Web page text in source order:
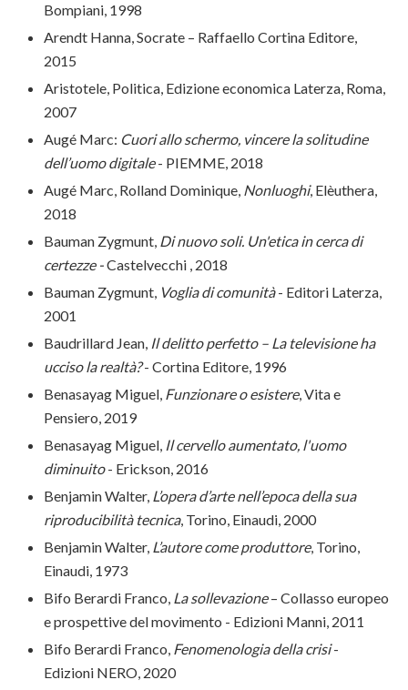
Bompiani, 1998
Arendt Hanna, Socrate – Raffaello Cortina Editore,
2015
Aristotele, Politica, Edizione economica Laterza, Roma,
2007
Augé Marc: Cuori allo schermo, vincere la solitudine
dell’uomo digitale- PIEMME, 2018
Augé Marc, Rolland Dominique, Nonluoghi, Elèuthera,
2018
Bauman Zygmunt, Di nuovo soli. Un'etica in cerca di
certezze -Castelvecchi , 2018
Bauman Zygmunt, Voglia di comunità- Editori Laterza,
2001
Baudrillard Jean, Il delitto perfetto – La televisione ha
ucciso la realtà?- Cortina Editore, 1996
Benasayag Miguel, Funzionare o esistere, Vita e
Pensiero, 2019
Benasayag Miguel, Il cervello aumentato, l'uomo
diminuito- Erickson, 2016
Benjamin Walter, L’opera d’arte nell’epoca della sua
riproducibilità tecnica, Torino, Einaudi, 2000
Benjamin Walter, L’autore come produttore, Torino,
Einaudi, 1973
Bifo Berardi Franco, La sollevazione– Collasso europeo
e prospettive del movimento - Edizioni Manni, 2011
Bifo Berardi Franco, Fenomenologia della crisi-
Edizioni NERO, 2020